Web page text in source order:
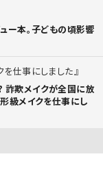
ー本。子どもの頃影響
を仕事にしました
詐欺メイクが全国に放
級メイクを仕事にし